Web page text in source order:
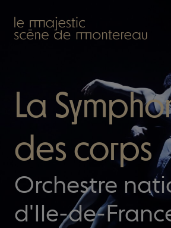
Majestic.
La
des corps
Orchestre
d'Ile-de-